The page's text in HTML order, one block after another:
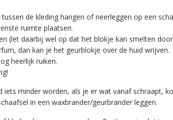
de kleding hangen of neerleggen op een
ruimte plaatsen.
(let daarbij wel op dat het blokje kan smelten
dan kan je het geurblokje over de huid wrijven.
heerlijk ruiken.
iets minder worden, als je er wat vanaf schraapt,
in een waxbrander/geurbrander leggen.